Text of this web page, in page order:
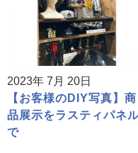
2023年 7月 20日
【お客様のDIY写真】商
品展示をラスティパネ
で